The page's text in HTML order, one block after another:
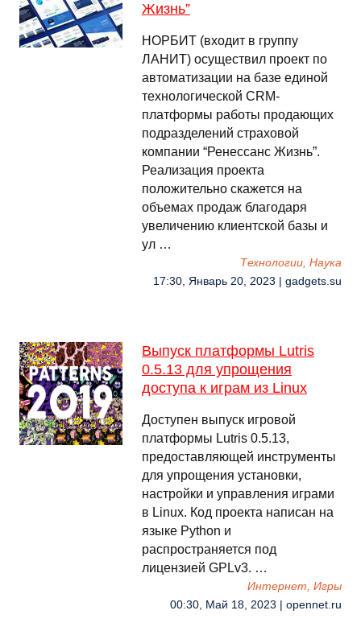
Жизнь”
НОРБИТ (входит в группу
ЛАНИТ) осуществил проект по
автоматизации на базе единой
технологической CRM-
платформы работы продающих
подразделений страховой
компании “Ренессанс Жизнь”.
Реализация проекта
положительно скажется на
объемах продаж благодаря
увеличению клиентской базы и
ул …
Технологии, Наука
17:30, Январь 20, 2023 | gadgets.su
Выпуск платформы Lutris
0.5.13 для упрощения
доступа к играм из Linux
Доступен выпуск игровой
платформы Lutris 0.5.13,
предоставляющей инструменты
для упрощения установки,
настройки и управления играми
в Linux. Код проекта написан на
языке Python и
распространяется под
лицензией GPLv3. …
Интернет, Игры
00:30, Май 18, 2023 | opennet.ru